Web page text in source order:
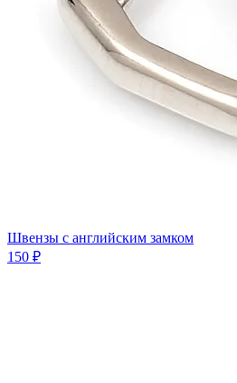
Швензы с английским замком
150 ₽